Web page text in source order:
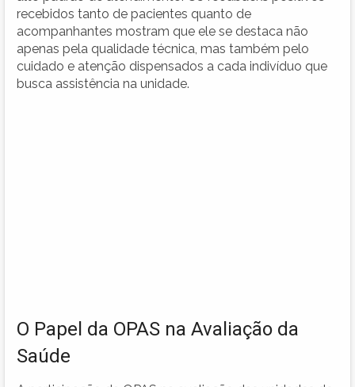
recebidos tanto de pacientes quanto de
acompanhantes mostram que ele se destaca não
apenas pela qualidade técnica, mas também pelo
cuidado e atenção dispensados a cada indivíduo que
busca assistência na unidade.
O Papel da OPAS na Avaliação da
Saúde